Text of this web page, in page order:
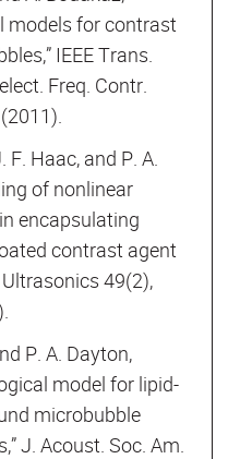
models for contrast
IEEE Trans.
Freq. Contr.
F. Haac, and P. A.
of nonlinear
encapsulating
contrast agent
49(2),
P. A. Dayton,
model for lipid-
microbubble
J. Acoust. Soc. Am.